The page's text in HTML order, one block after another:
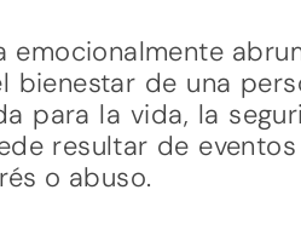
emocionalmente
de una
para la vida, la
resultar de
o abuso.